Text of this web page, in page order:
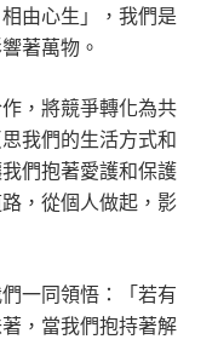
由心生」，我們是
著萬物。
，將競爭轉化為共
我們的生活方式和
們抱著愛護和保護
，從個人做起，影
一同領悟：「若有
，當我們抱持著解